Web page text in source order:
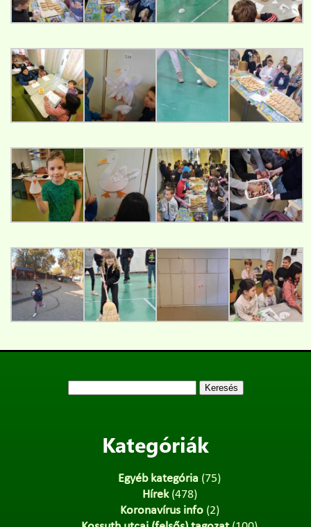
Kategóriák
Egyéb kategória (75)
Hírek(478)
Koronavírus info(2)